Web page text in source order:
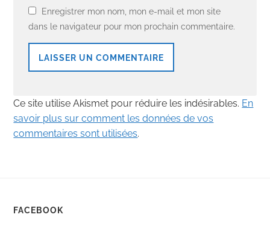
Enregistrer mon nom, mon e-mail et mon site
dans le navigateur pour mon prochain commentaire.
Ce site utilise Akismet pour réduire les indésirables. En
savoir plus sur comment les données de vos
commentaires sont utilisées.
FACEBOOK